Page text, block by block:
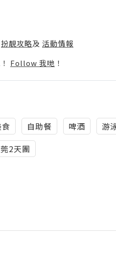
扮靚攻略及 活動情報
Follow 我哋 ！
自助餐 啤酒 游
2天團